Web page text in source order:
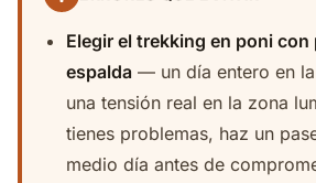
Elegir el trekking en poni con
espalda — un día entero en
una tensión real en la zona
tienes problemas, haz un
medio día antes de